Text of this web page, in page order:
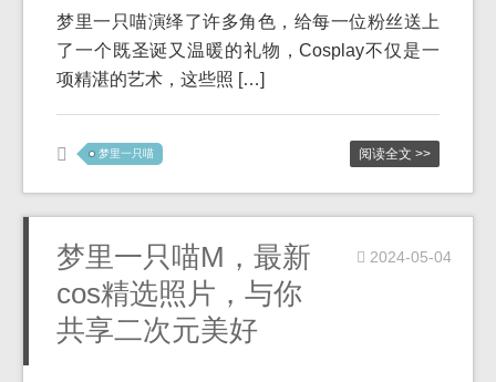
梦里一只喵演绎了许多角色，给每一位粉丝送上
了一个既圣诞又温暖的礼物，Cosplay不仅是一
项精湛的艺术，这些照 […]
梦里一只喵 阅读全文 >>
梦里一只喵M，最新
cos精选照片，与你
共享二次元美好
2024-05-04